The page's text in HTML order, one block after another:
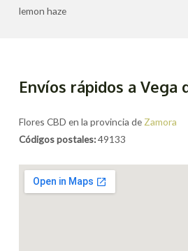
lemon haze
Envíos rápidos a Vega
Flores CBD en la provincia de Zamora
Códigos postales:49133